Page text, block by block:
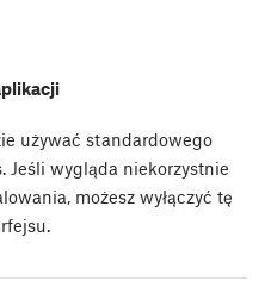
używać standardowego
Jeśli wygląda niekorzystnie
możesz wyłączyć tę